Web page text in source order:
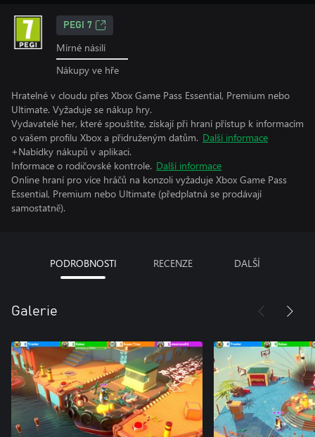
PEGI 7
Mírné násilí
Nákupy ve hře
Hratelné v cloudu přes Xbox Game Pass Essential, Premium nebo
Ultimate. Vyžaduje se nákup hry.
Vydavatelé her, které spouštíte, získají při hraní přístup k informacím
o vašem profilu Xbox a přidruženým datům. Další informace
+Nabídky nákupů v aplikaci.
Informace o rodičovské kontrole. Další informace
Online hraní pro více hráčů na konzoli vyžaduje Xbox Game Pass
Essential, Premium nebo Ultimate (předplatná se prodávají
samostatně).
PODROBNOSTI RECENZE DALŠÍ
Galerie